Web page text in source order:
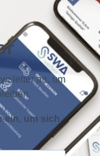
an, um
ein, um sich